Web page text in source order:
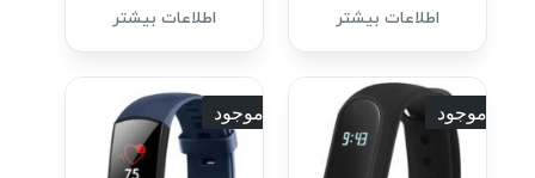
اطلاعات بیشتر اطلاعات بیشتر
ناموجود ناموجود